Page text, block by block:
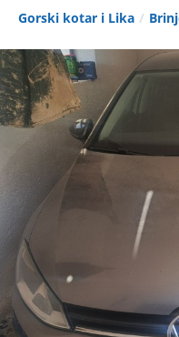
Gorski kotar i Lika